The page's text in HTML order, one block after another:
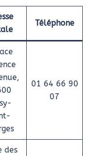
Téléphone
01 64 66 90
07
des